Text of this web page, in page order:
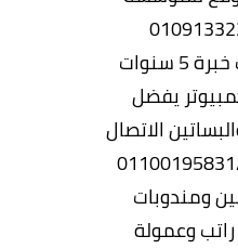
يفضل
الاتصال
ومندوبات
وعمولة